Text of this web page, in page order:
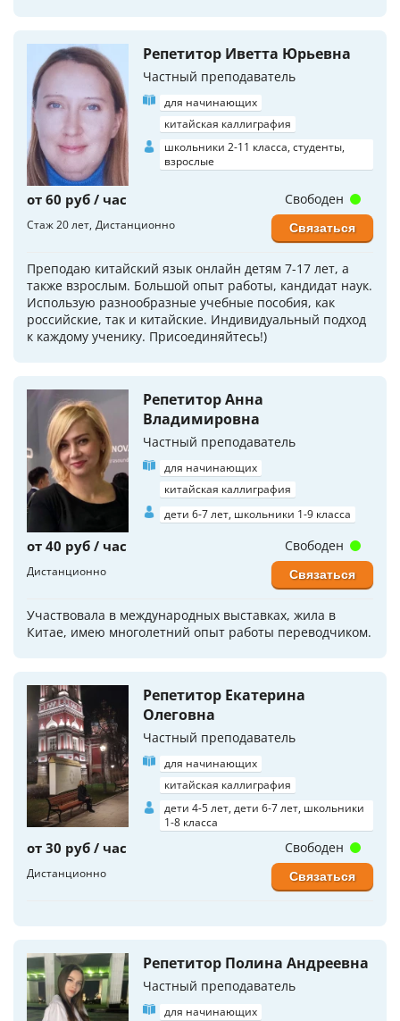
Репетитор Иветта Юрьевна
Частный преподаватель
для начинающих
китайская каллиграфия
школьники 2-11 класса, студенты,
взрослые
от 60 руб / час
Стаж 20 лет Дистанционно
Преподаю китайский язык онлайн детям 7-17 лет, а
также взрослым. Большой опыт работы, кандидат наук.
Использую разнообразные учебные пособия, как
российские, так и китайские. Индивидуальный подход
к каждому ученику. Присоединяйтесь!)
Свободен
Связаться
Репетитор Анна
Владимировна
Частный преподаватель
для начинающих
китайская каллиграфия
дети 6-7 лет, школьники 1-9 класса
от 40 руб / час
Дистанционно
Участвовала в международных выставках, жила в
Китае, имею многолетний опыт работы переводчиком.
Свободен
Связаться
Репетитор Екатерина
Олеговна
Частный преподаватель
для начинающих
китайская каллиграфия
дети 4-5 лет, дети 6-7 лет, школьники
1-8 класса
от 30 руб / час
Дистанционно
Свободен
Связаться
Репетитор Полина Андреевна
Частный преподаватель
для начинающих